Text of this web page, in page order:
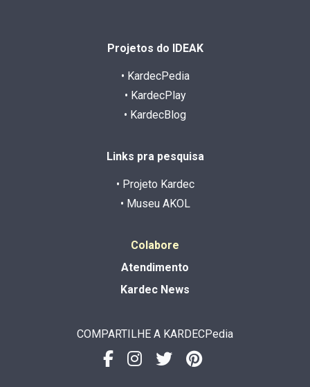
Projetos do IDEAK
• KardecPedia
• KardecPlay
• KardecBlog
Links pra pesquisa
• Projeto Kardec
• Museu AKOL
Colabore
Atendimento
Kardec News
COMPARTILHE A KARDECPedia